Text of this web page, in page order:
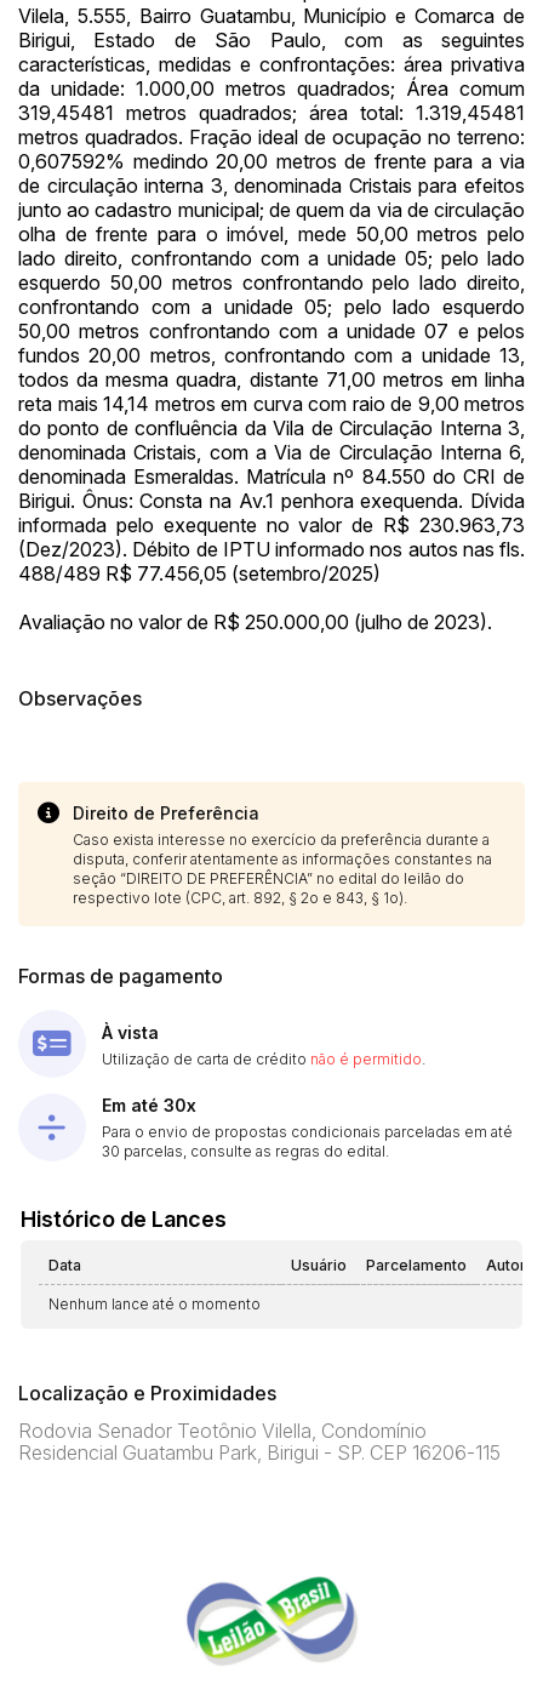
Vilela, 5.555, Bairro Guatambu, Município e Comarca de
Birigui, Estado de São Paulo, com as seguintes
características, medidas e confrontações: área privativa
da unidade: 1.000,00 metros quadrados; Área comum
319,45481 metros quadrados; área total: 1.319,45481
metros quadrados. Fração ideal de ocupação no terreno:
0,607592% medindo 20,00 metros de frente para a via
de circulação interna 3, denominada Cristais para efeitos
junto ao cadastro municipal; de quem da via de circulação
olha de frente para o imóvel, mede 50,00 metros pelo
lado direito, confrontando com a unidade 05; pelo lado
esquerdo 50,00 metros confrontando pelo lado direito,
confrontando com a unidade 05; pelo lado esquerdo
50,00 metros confrontando com a unidade 07 e pelos
fundos 20,00 metros, confrontando com a unidade 13,
todos da mesma quadra, distante 71,00 metros em linha
reta mais 14,14 metros em curva com raio de 9,00 metros
do ponto de confluência da Vila de Circulação Interna 3,
denominada Cristais, com a Via de Circulação Interna 6,
denominada Esmeraldas. Matrícula nº 84.550 do CRI de
Birigui. Ônus: Consta na Av.1 penhora exequenda. Dívida
informada pelo exequente no valor de R$ 230.963,73
(Dez/2023). Débito de IPTU informado nos autos nas fls.
488/489 R$ 77.456,05 (setembro/2025)
Avaliação no valor de R$ 250.000,00 (julho de 2023).
Observações
Direito de Preferência
Caso exista interesse no exercício da preferência durante a
disputa, conferir atentamente as informações constantes na
seção “DIREITO DE PREFERÊNCIA” no edital do leilão do
respectivo lote (CPC, art. 892, § 2o e 843, § 1o).
Formas de pagamento
À vista
Utilização de carta de crédito não é permitido
Em até 30x
Para o envio de propostas condicionais parceladas em até
30 parcelas, consulte as regras do edital.
Histórico de Lances
Data Usuário Parcelamento
Nenhum lance até o momento
Localização e Proximidades
Rodovia Senador Teotônio Vilella, Condomínio
Residencial Guatambu Park, Birigui - SP. CEP 16206-115
Envie sua Proposta
(Art. 895, CPC)
Histórico de Propostas
Data Usuário Valor
14/04/2025 18:43:11 TIAGOFELIPE R$ 1,00
14/04/2025 18:43:11 TIAGOFELIPE R$ 1,00
14/04/2025 18:43:11 TIAGOFELIPE R$ 1,00
Clique aqui para fazer login
propostas